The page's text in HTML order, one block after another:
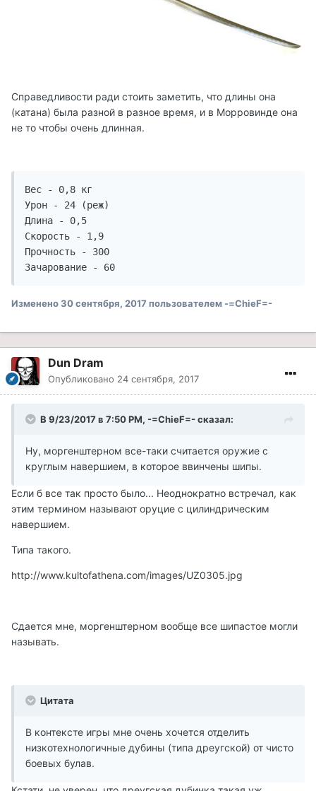
Справедливости ради стоить заметить, что длины она
(катана) была разной в разное время, и в Морровинде она
не то чтобы очень длинная.
Вес - 0,8 кг
Урон - 24 (реж)
Длина - 0,5
Скорость - 1,9
Прочность - 300
Зачарование - 60
Изменено30 сентября, 2017 пользователем -=ChieF=-
Dun Dram
Опубликовано 24 сентября, 2017
В 9/23/2017 в 7:50 PM, -=ChieF=- сказал:
Ну, моргенштерном все-таки считается оружие с
круглым навершием, в которое ввинчены шипы.
Если б все так просто было... Неоднократно встречал, как
этим термином называют оруцие с цилиндрическим
навершием.
Типа такого.
http://www.kultofathena.com/images/UZ0305.jpg
Сдается мне, моргенштерном вообще все шипастое могли
называть.
Цитата
В контексте игры мне очень хочется отделить
низкотехнологичные дубины (типа дреугской) от чисто
боевых булав.